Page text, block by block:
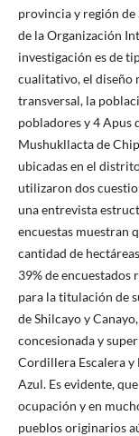
provincia y región
de la Organización
investigación es de
cualitativo, el diseño
transversal, la
pobladores y 4 Apus
Mushukllacta de
ubicadas en el
utilizaron dos
una entrevista
encuestas muestran
cantidad de
39% de encuestados
para la titulación de
de Shilcayo y
concesionada y
Cordillera Escalera
Azul. Es evidente,
ocupación y en
pueblos originarios